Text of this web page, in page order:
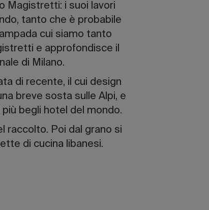
Magistretti: i suoi lavori
tanto che è probabile
cui siamo tanto
e approfondisce il
di Milano.
di recente, il cui design
breve sosta sulle Alpi, e
begli hotel del mondo.
raccolto. Poi dal grano si
di cucina libanesi.